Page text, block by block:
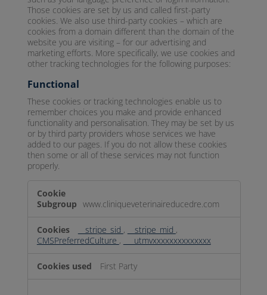
Those cookies are set by us and called first-party
cookies. We also use third-party cookies – which are
cookies from a domain different than the domain of the
website you are visiting – for our advertising and
marketing efforts. More specifically, we use cookies and
other tracking technologies for the following purposes:
Functional
These cookies or tracking technologies enable us to
remember choices you make and provide enhanced
functionality and personalisation. They may be set by us
or by third party providers whose services we have
added to our pages. If you do not allow these cookies
then some or all of these services may not function
properly.
www.cliniqueveterinaireducedre.com
__stripe_sid , __stripe_mid ,
CMSPreferredCulture , ___utmvxxxxxxxxxxxxxx
First Party